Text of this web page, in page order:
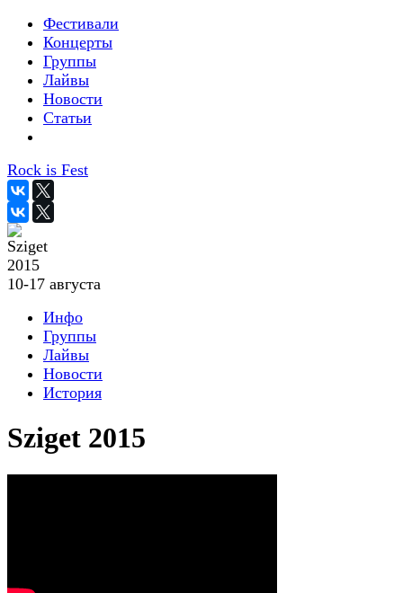
Фестивали
Концерты
Группы
Лайвы
Новости
Статьи
Rock is Fest
2015
10-17 августа
Инфо
Группы
Лайвы
Новости
История
Sziget 2015